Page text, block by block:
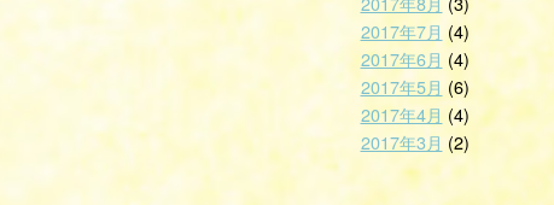
2017年7月 (4)
2017年6月 (4)
2017年5月 (6)
2017年4月 (4)
2017年3月 (2)